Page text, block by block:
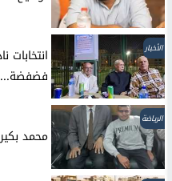
الأخبار
فضفضة...
الرياضة
محمد